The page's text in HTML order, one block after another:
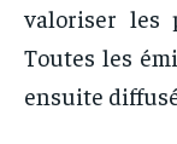
valoriser les
Toutes les
ensuite